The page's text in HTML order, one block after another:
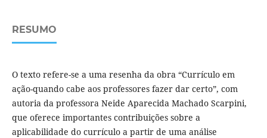
RESUMO
O texto refere-se a uma resenha da obra “Currículo em
ação-quando cabe aos professores fazer dar certo”, com
autoria da professora Neide Aparecida Machado Scarpini,
que oferece importantes contribuições sobre a
aplicabilidade do currículo a partir de uma análise